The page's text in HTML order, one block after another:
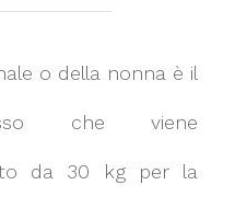
o della nonna è il
che viene
da 30 kg per la